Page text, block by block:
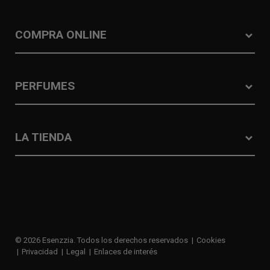
COMPRA ONLINE
PERFUMES
LA TIENDA
© 2026 Esenzzia. Todos los derechos reservados
Cookies
Privacidad
Legal Enlaces de interés